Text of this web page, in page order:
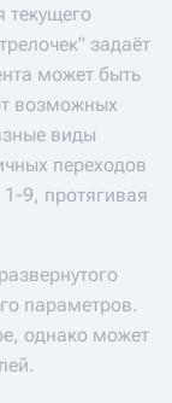
текущего
задаёт
может быть
возможных
виды
переходов
9, протягивая
параметров.
однако может